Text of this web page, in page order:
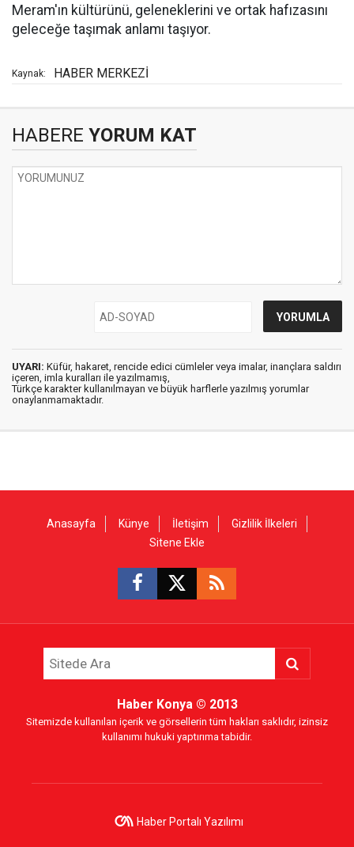
Meram'ın kültürünü, geleneklerini ve ortak hafızasını
geleceğe taşımak anlamı taşıyor.
Kaynak: HABER MERKEZİ
HABERE YORUM KAT
UYARI: Küfür, hakaret, rencide edici cümleler veya imalar, inançlara saldırı
içeren, imla kuralları ile yazılmamış,
Türkçe karakter kullanılmayan ve büyük harflerle yazılmış yorumlar
onaylanmamaktadır.
Anasayfa Künye İletişim
Gizlilik İlkeleri
Sitene Ekle
Haber Konya© 2013
Sitemizde kullanılan içerik ve görsellerin tüm hakları saklıdır, izinsiz
kullanımı hukuki yaptırıma tabidir.
Haber Portalı Yazılımı